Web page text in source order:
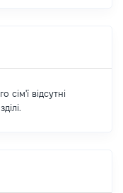
сім'ї відсутні